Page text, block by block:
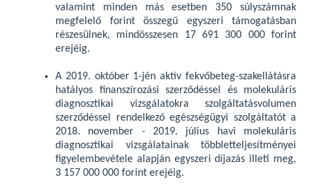
valamint minden más esetben 350 súlyszámnak
megfelelő forint összegű egyszeri támogatásban
részesülnek, mindösszesen 17 691 300 000 forint
erejéig.
A 2019. október 1-jén aktív fekvőbeteg-szakellátásra
hatályos finanszírozási szerződéssel és molekuláris
diagnosztikai vizsgálatokra szolgáltatásvolumen
szerződéssel rendelkező egészségügyi szolgáltatót a
2018. november - 2019. július havi molekuláris
diagnosztikai vizsgálatainak többletteljesítményei
figyelembevétele alapján egyszeri díjazás illeti meg,
3 157 000 000 forint erejéig.